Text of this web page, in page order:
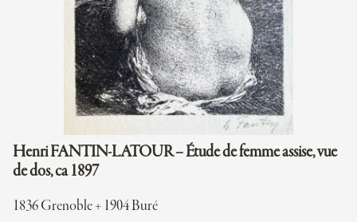
Henri FANTIN-LATOUR – Étude de femme assise, vue
de dos, ca 1897
1836 Grenoble + 1904 Buré